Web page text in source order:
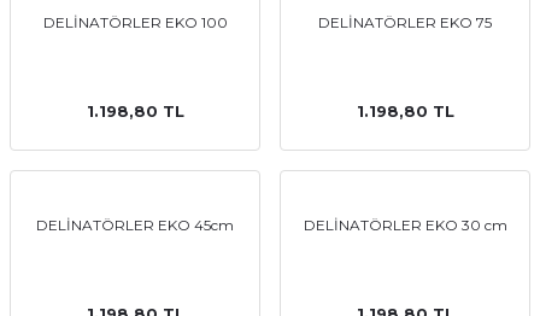
DELİNATÖRLER EKO 100
1.198,80 TL
DELİNATÖRLER EKO 75
1.198,80 TL
DELİNATÖRLER EKO 45cm DELİNATÖRLER EKO 30 cm